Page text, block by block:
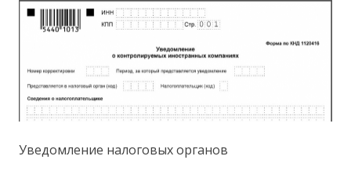
Уведомление налоговых органов